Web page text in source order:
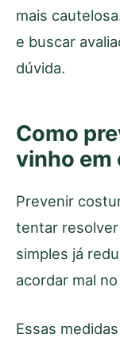
mais
e buscar
dúvida.
Como
vinho em
Prevenir
tentar resolver
simples já
acordar mal
Essas